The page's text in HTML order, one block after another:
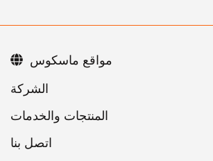
اتصل بنا
مواقع ماسكوس